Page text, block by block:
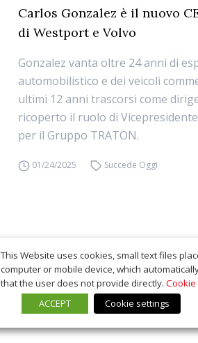
Carlos Gonzalez è il nuovo
di Westport e Volvo
Gonzalez vanta oltre 24 anni di
automobilistico e dei veicoli
ultimi 12 anni trascorsi come
ricoperto il ruolo di
per il Gruppo TRATON.
01/24/2025 Succede Oggi
This Website uses cookies, small text files
computer or mobile device, which
that the user does not provide directly. Cookie
ACCEPT
Cookie settings